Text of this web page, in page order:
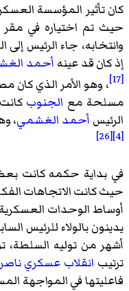
كان تأثير المؤسسة
حيث تم اختياره في مقر
وانتخابه، جاء الرئيس
إذ كان قد عينه أحمد
[17]
، وهو الأمر الذي كان
مسلحة مع الجنوب
الرئيس أحمد الغشمي،
[4]
[26]
في بداية حكمه كانت
حيث كانت الاتجاهات
أوساط الوحدات
يدينون بالولاء للرئيس
أشهر من توليه
ترتيب انقلاب عسكري ناصري
فاعليتها في المواجهة